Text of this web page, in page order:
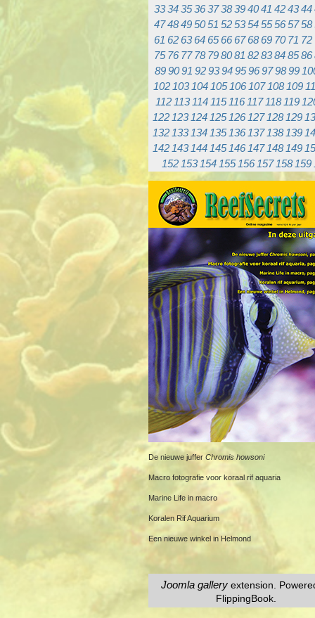
33 34 35 36 37 38 39 40 41 42 43 44
47 48 49 50 51 52 53 54 55 56 57 58
61 62 63 64 65 66 67 68 69 70 71 72
75 76 77 78 79 80 81 82 83 84 85 86
899091 9293949596979899
102 103 104 105 106 107 108 109
112 113 114 115 116 117 118 119
122 123 124 125 126 127 128 129
132 133 134 135 136 137 138 139
142 143 144 145 146 147 148 149
152 153 154 155 156 157 158 159
De nieuwe juffer Chromis howsoni
Macro fotografie voor koraal rif aquaria
Marine Life in macro
Koralen Rif Aquarium
Een nieuwe winkel in Helmond
Joomla galleryextension.
FlippingBook.